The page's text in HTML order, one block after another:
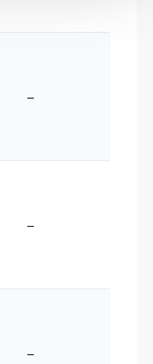
–
–
–